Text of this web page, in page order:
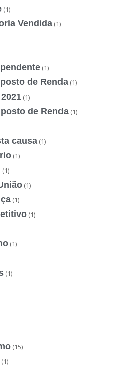
(1)
Vendida (1)
(1)
de Renda (1)
(1)
de Renda (1)
causa (1)
(1)
(1)
(1)
(1)
(1)
(1)
(1)
(15)
(1)